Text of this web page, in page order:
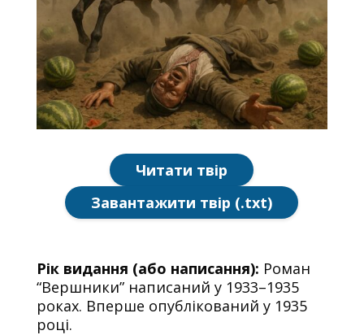
Читати твір
Завантажити твір (.txt)
Рік видання (або написання): Роман
“Вершники” написаний у 1933–1935
роках. Вперше опублікований у 1935
році.